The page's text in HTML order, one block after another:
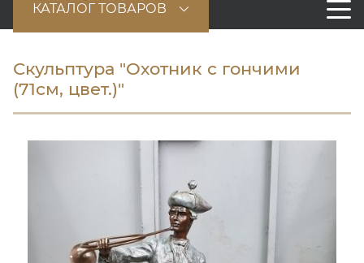
КАТАЛОГ ТОВАРОВ
Скульптура "Охотник с гончими
(71см, цвет.)"